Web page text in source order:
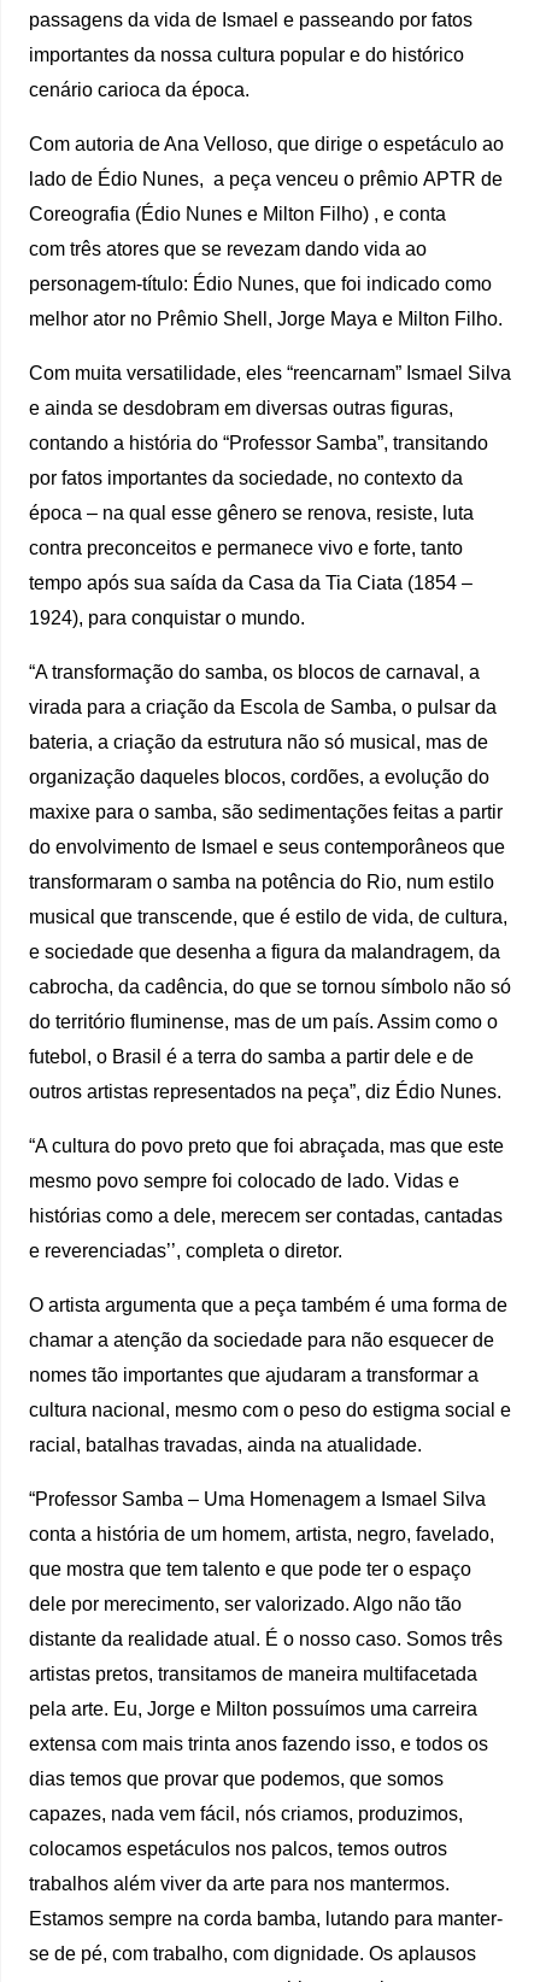
passagens da vida de Ismael e passeando por fatos
importantes da nossa cultura popular e do histórico
cenário carioca da época.
Com autoria de Ana Velloso, que dirige o espetáculo ao
lado de Édio Nunes, a peça venceu o prêmio APTR de
Coreografia (Édio Nunes e Milton Filho) , e conta
com três atores que se revezam dando vida ao
personagem-título: Édio Nunes, que foi indicado como
melhor ator no Prêmio Shell, Jorge Maya e Milton Filho.
Com muita versatilidade, eles “reencarnam” Ismael Silva
e ainda se desdobram em diversas outras figuras,
contando a história do “Professor Samba”, transitando
por fatos importantes da sociedade, no contexto da
época – na qual esse gênero se renova, resiste, luta
contra preconceitos e permanece vivo e forte, tanto
tempo após sua saída da Casa da Tia Ciata (1854 –
1924), para conquistar o mundo.
“A transformação do samba, os blocos de carnaval, a
virada para a criação da Escola de Samba, o pulsar da
bateria, a criação da estrutura não só musical, mas de
organização daqueles blocos, cordões, a evolução do
maxixe para o samba, são sedimentações feitas a partir
do envolvimento de Ismael e seus contemporâneos que
transformaram o samba na potência do Rio, num estilo
musical que transcende, que é estilo de vida, de cultura,
e sociedade que desenha a figura da malandragem, da
cabrocha, da cadência, do que se tornou símbolo não só
do território fluminense, mas de um país. Assim como o
futebol, o Brasil é a terra do samba a partir dele e de
outros artistas representados na peça”, diz Édio Nunes.
“A cultura do povo preto que foi abraçada, mas que este
mesmo povo sempre foi colocado de lado. Vidas e
histórias como a dele, merecem ser contadas, cantadas
e reverenciadas’’, completa o diretor.
O artista argumenta que a peça também é uma forma de
chamar a atenção da sociedade para não esquecer de
nomes tão importantes que ajudaram a transformar a
cultura nacional, mesmo com o peso do estigma social e
racial, batalhas travadas, ainda na atualidade.
“Professor Samba – Uma Homenagem a Ismael Silva
conta a história de um homem, artista, negro, favelado,
que mostra que tem talento e que pode ter o espaço
dele por merecimento, ser valorizado. Algo não tão
distante da realidade atual. É o nosso caso. Somos três
artistas pretos, transitamos de maneira multifacetada
pela arte. Eu, Jorge e Milton possuímos uma carreira
extensa com mais trinta anos fazendo isso, e todos os
dias temos que provar que podemos, que somos
capazes, nada vem fácil, nós criamos, produzimos,
colocamos espetáculos nos palcos, temos outros
trabalhos além viver da arte para nos mantermos.
Estamos sempre na corda bamba, lutando para manter-
se de pé, com trabalho, com dignidade. Os aplausos